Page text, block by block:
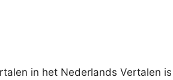
in het Nederlands Vertalen is